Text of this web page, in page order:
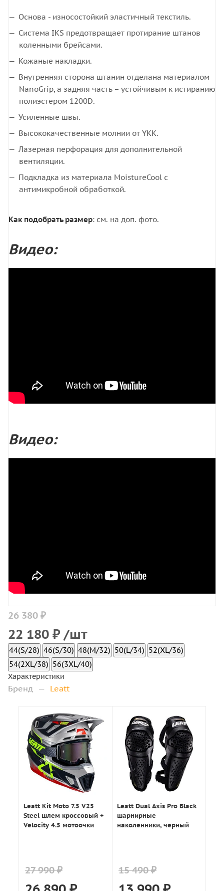
Основа - износостойкий эластичный текстиль.
Система IKS предотвращает протирание штанов
коленными брейсами.
Кожаные накладки.
Внутренняя сторона штанин отделана материалом
NanoGrip, а задняя часть – устойчивым к истиранию
полиэстером 1200D.
Усиленные швы.
Высококачественные молнии от YKK.
Лазерная перфорация для дополнительной
вентиляции.
Подкладка из материала MoistureCool с
антимикробной обработкой.
Как подобрать размер: см. на доп. фото.
Видео:
Видео:
26 380 ₽
22 180 ₽ /шт
44(S/28) 46(S/30) 48(M/32) 50(L/34) 52(XL/36)
54(2XL/38) 56(3XL/40)
Характеристики
Бренд — Leatt
Leatt Kit Moto 7.5 V25
Steel шлем кроссовый +
Velocity 4.5 мотоочки
27 990 ₽
Leatt Dual Axis Pro Black
шарнирные
наколенники, черный
15 490 ₽